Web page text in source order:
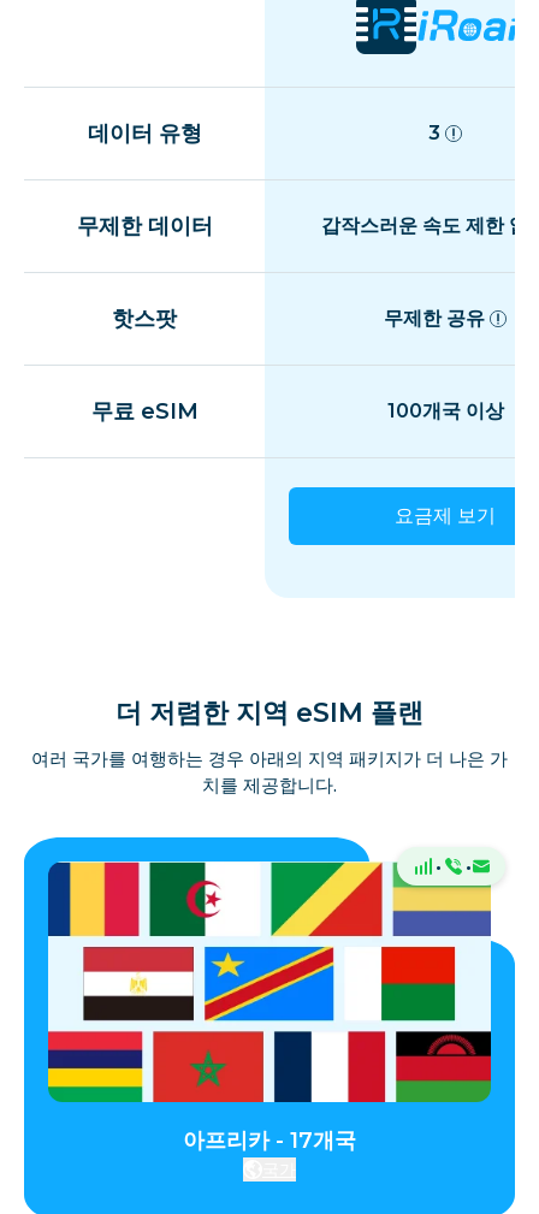
데이터 유형 3
무제한 데이터 갑작스러운 속도 제한 없
핫스팟 무제한 공유
무료 eSIM 100개국 이상
요금제 보기
더 저렴한 지역 eSIM 플랜
여러 국가를 여행하는 경우 아래의 지역 패키지가 더 나은 가
치를 제공합니다.
· ·
아프리카 - 17개국